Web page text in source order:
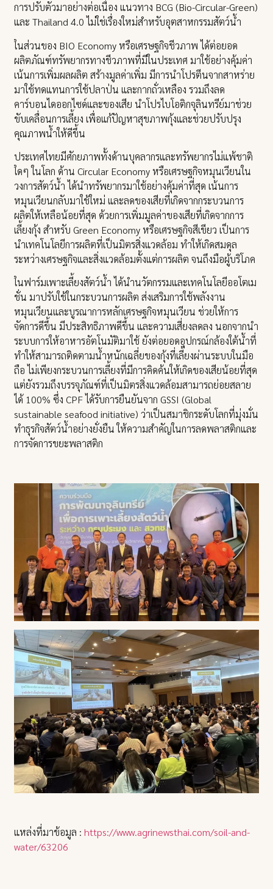
การปรับตัวมาอย่างต่อเนื่อง แนวทาง BCG (Bio-Circular-Green)
และ Thailand 4.0 ไม่ใช่เรื่องใหม่สำหรับอุตสาหกรรมสัตว์น้ำ
ในส่วนของ BIO Economy หรือเศรษฐกิจชีวภาพ ได้ต่อยอด
ผลิตภัณฑ์ทรัพยากรทางชีวภาพที่มีในประเทศ มาใช้อย่างคุ้มค่า
เน้นการเพิ่มผลผลิต สร้างมูลค่าเพิ่ม มีการนำโปรตีนจากสาหร่าย
มาใช้ทดแทนการใช้ปลาป่น และกากถั่วเหลือง รวมถึงลด
คาร์บอนไดออกไซด์และของเสีย นำโปรไบโอติกจุลินทรีย์มาช่วย
ขับเคลื่อนการเลี้ยง เพื่อแก้ปัญหาสุขภาพกุ้งและช่วยปรับปรุง
คุณภาพน้ำให้ดีขึ้น
ประเทศไทยมีศักยภาพทั้งด้านบุคลากรและทรัพยากรไม่แพ้ชาติ
ใดๆ ในโลก ด้าน Circular Economy หรือเศรษฐกิจหมุนเวียนใน
วงการสัตว์น้ำ ได้นำทรัพยากรมาใช้อย่างคุ้มค่าที่สุด เน้นการ
หมุนเวียนกลับมาใช้ใหม่ และลดของเสียที่เกิดจากกระบวนการ
ผลิตให้เหลือน้อยที่สุด ด้วยการเพิ่มมูลค่าของเสียที่เกิดจากการ
เลี้ยงกุ้ง สำหรับ Green Economy หรือเศรษฐกิจสีเขียว เป็นการ
นำเทคโนโลยีการผลิตที่เป็นมิตรสิ่งแวดล้อม ทำให้เกิดสมดุล
ระหว่างเศรษฐกิจและสิ่งแวดล้อมตั้งแต่การผลิต จนถึงมือผู้บริโภค
ในฟาร์มเพาะเลี้ยงสัตว์น้ำ ได้นำนวัตกรรมและเทคโนโลยีออโตเม
ชั่น มาปรับใช้ในกระบวนการผลิต ส่งเสริมการใช้พลังงาน
หมุนเวียนและบูรณาการหลักเศรษฐกิจหมุนเวียน ช่วยให้การ
จัดการดีขึ้น มีประสิทธิภาพดีขึ้น และความเสี่ยงลดลง นอกจากนำ
ระบบการให้อาหารอัตโนมัติมาใช้ ยังต่อยอดอุปกรณ์กล้องใต้น้ำที่
ทำให้สามารถติดตามน้ำหนักเฉลี่ยของกุ้งที่เลี้ยงผ่านระบบในมือ
ถือ ไม่เพียงกระบวนการเลี้ยงที่มีการคิดค้นให้เกิดของเสียน้อยที่สุด
แต่ยังรวมถึงบรรจุภัณฑ์ที่เป็นมิตรสิ่งแวดล้อมสามารถย่อยสลาย
ได้ 100% ซึ่ง CPF ได้รับการยืนยันจาก GSSI (Global
sustainable seafood initiative) ว่าเป็นสมาชิกระดับโลกที่มุ่งมั่น
ทำธุรกิจสัตว์น้ำอย่างยั่งยืน ให้ความสำคัญในการลดพลาสติกและ
การจัดการขยะพลาสติก
แหล่งที่มาข้อมูล :https://www.agrinewsthai.com/soil-and-
water/63206